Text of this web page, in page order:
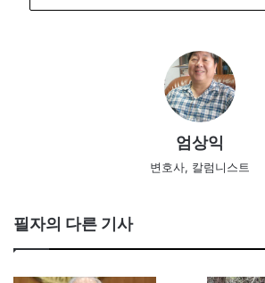
엄상익
변호사, 칼럼니스트
필자의 다른 기사